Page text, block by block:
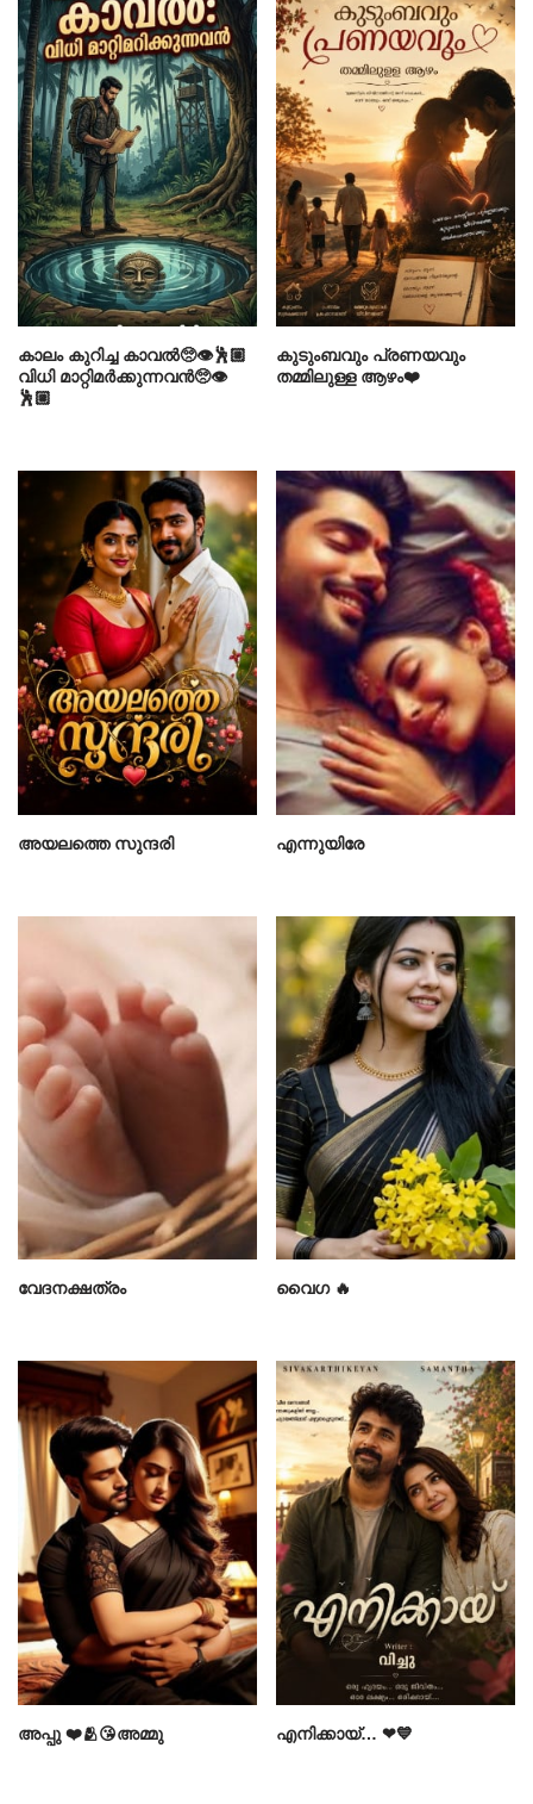
കാലം കുറിച്ച കാവൽ🥺👁️🕺🏼
വിധി മാറ്റിമർക്കുന്നവൻ🥺👁️
🕺🏼
കുടുംബവും പ്രണയവും
തമ്മിലുള്ള ആഴം❤️
അയലത്തെ സുന്ദരി എന്നുയിരേ
വേദനക്ഷത്രം വൈഗ 🔥
അപ്പു ❤️🫂😘അമ്മു എനിക്കായ്… ❤💙